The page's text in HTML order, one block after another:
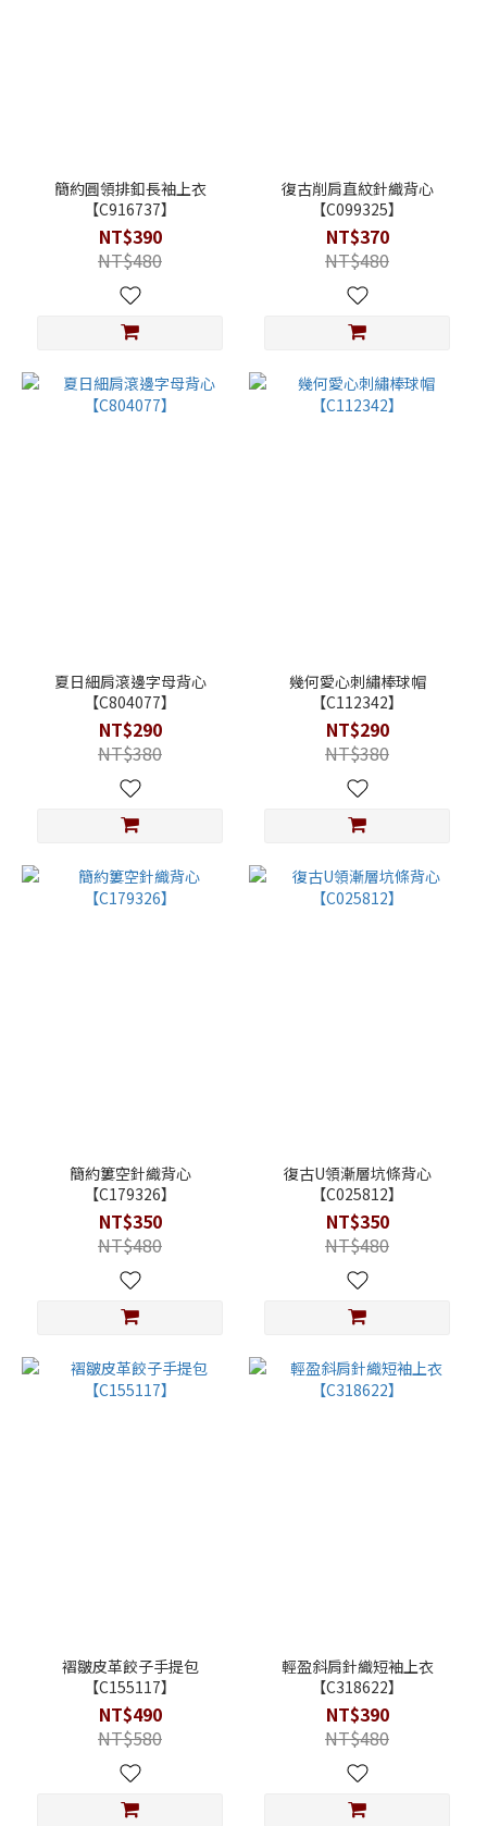
簡約圓領排釦長袖上衣
【C916737】
NT$390
NT$480
復古削肩直紋針織背心
【C099325】
NT$370
NT$480
夏日細肩滾邊字母背心
【C804077】
NT$290
NT$380
幾何愛心刺繡棒球帽
【C112342】
NT$290
NT$380
簡約簍空針織背心
【C179326】
NT$350
NT$480
復古U領漸層坑條背心
【C025812】
NT$350
NT$480
褶皺皮革餃子手提包
【C155117】
NT$490
NT$580
輕盈斜肩針織短袖上衣
【C318622】
NT$390
NT$480